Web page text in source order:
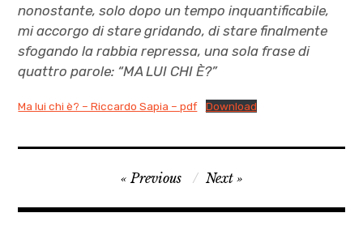
nonostante, solo dopo un tempo inquantificabile,
mi accorgo di stare gridando, di stare finalmente
sfogando la rabbia repressa, una sola frase di
quattro parole: “MA LUI CHI È?”
Ma lui chi è? – Riccardo Sapia – pdf Download
Navigazione
articoli
Previous Next